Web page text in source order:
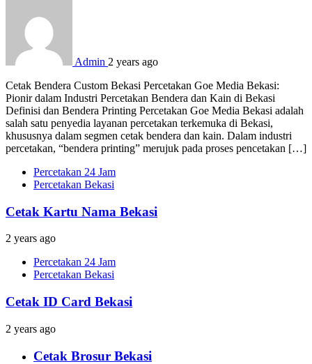
Admin 2 years ago
Cetak Bendera Custom Bekasi Percetakan Goe Media Bekasi:
Pionir dalam Industri Percetakan Bendera dan Kain di Bekasi
Definisi dan Bendera Printing Percetakan Goe Media Bekasi adalah
salah satu penyedia layanan percetakan terkemuka di Bekasi,
khususnya dalam segmen cetak bendera dan kain. Dalam industri
percetakan, “bendera printing” merujuk pada proses pencetakan […]
Percetakan 24 Jam
Percetakan Bekasi
Cetak Kartu Nama Bekasi
2 years ago
Percetakan 24 Jam
Percetakan Bekasi
Cetak ID Card Bekasi
2 years ago
Cetak Brosur Bekasi